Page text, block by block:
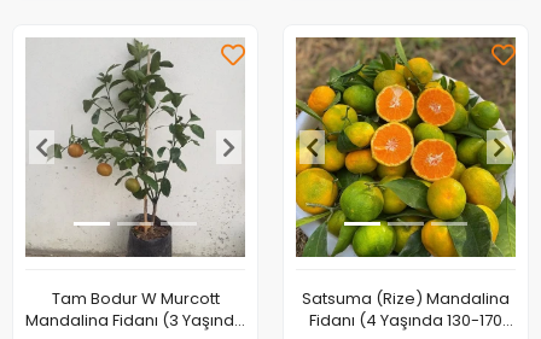
Tam Bodur W Murcott
Mandalina Fidanı (3 Yaşında
Satsuma (Rize) Mandalina
Fidanı (4 Yaşında 130-170